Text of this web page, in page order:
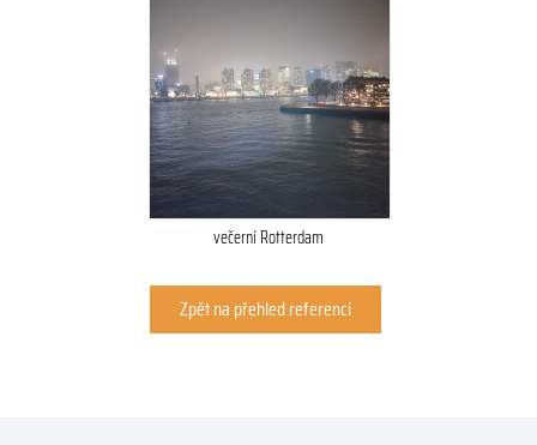
večerní Rotterdam
Zpět na přehled referencí